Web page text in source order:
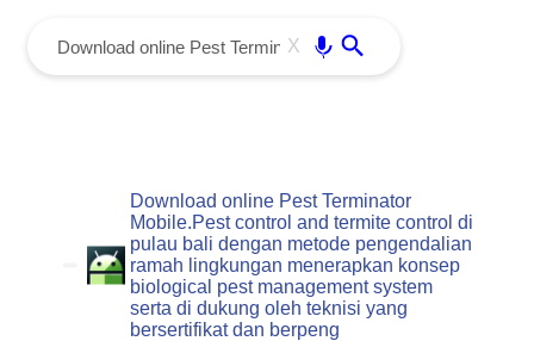
X
Download online Pest Terminator
Mobile.Pest control and termite control di
pulau bali dengan metode pengendalian
ramah lingkungan menerapkan konsep
biological pest management system
serta di dukung oleh teknisi yang
bersertifikat dan berpeng